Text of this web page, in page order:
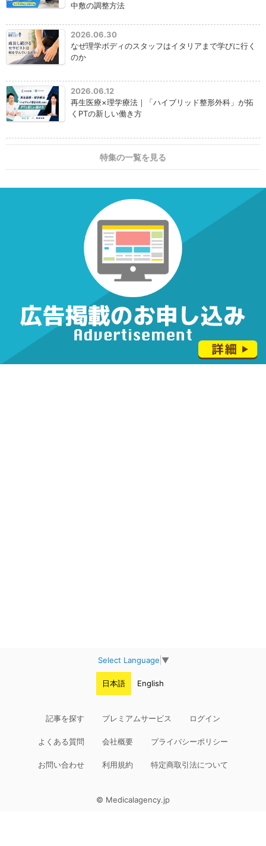
中敷の調整方法
2026.06.30
なぜ理学ボディのスタッフはイタリアまで学びに行く
のか
2026.06.12
再生医療×理学療法｜「ハイブリッド整形外科」が拓
くPTの新しい働き方
特集の一覧を見る
Select Language ▼
日本語 English
記事を探す プレミアムサービス ログイン
よくある質問 会社概要 プライバシーポリシー
お問い合わせ 利用規約 特定商取引法について
© Medicalagency.jp